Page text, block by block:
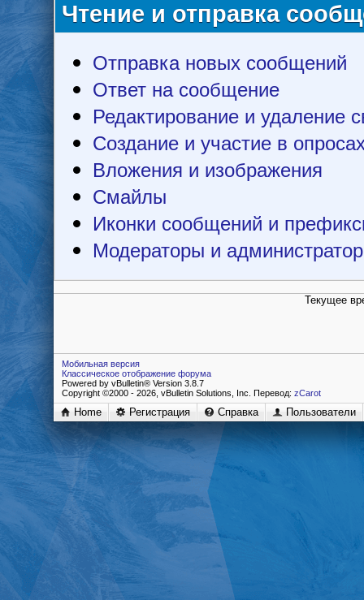
Чтение и отправка
Отправка новых сообщений
Ответ на сообщение
Редактирование и удаление
Создание и участие в
Вложения и изображения
Смайлы
Иконки сообщений и
Модераторы и
Текущее
Мобильная версия
Классическое отображение форума
Powered by vBulletin® Version 3.8.7
Copyright ©2000 - 2026, vBulletin Solutions, Inc. Перевод: zCarot
Home Регистрация Справка Пользователи